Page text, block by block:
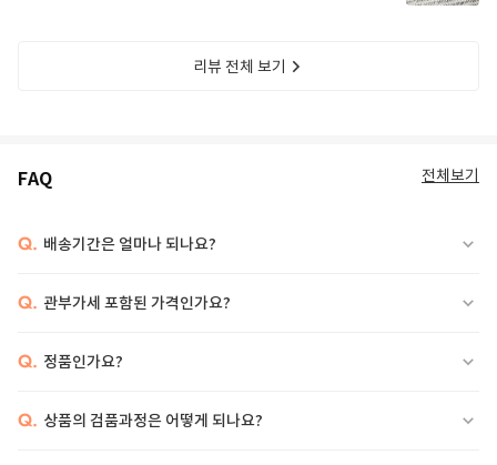
리뷰 전체 보기
FAQ 전체보기
Q. 배송기간은 얼마나 되나요?
Q. 관부가세 포함된 가격인가요?
Q. 정품인가요?
Q. 상품의 검품과정은 어떻게 되나요?